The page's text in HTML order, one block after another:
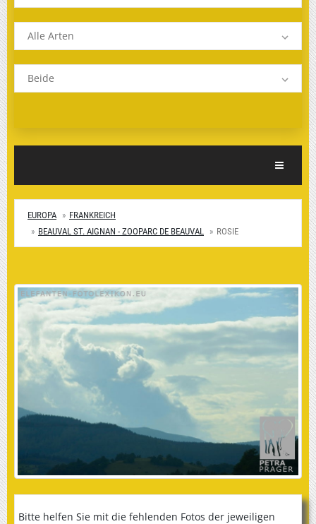
Alle Arten
Beide
Toggle
EUROPA
FRANKREICH
BEAUVAL ST. AIGNAN - ZOOPARC DE BEAUVAL
ROSIE
Bitte helfen Sie mit die fehlenden Fotos der jeweiligen